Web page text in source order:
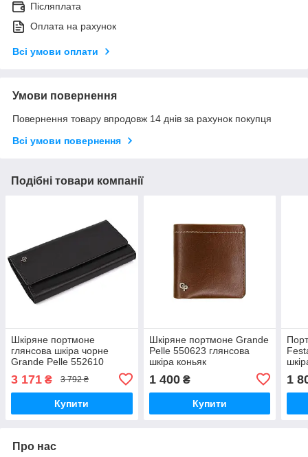
Післяплата
Оплата на рахунок
Всі умови оплати
Умови повернення
Повернення товару впродовж 14 днів за рахунок покупця
Всі умови повернення
Подібні товари компанії
Шкіряне портмоне
глянсова шкіра чорне
Grande Pelle 552610
3 171 ₴ 3 792 ₴
Купити
Шкіряне портмоне Grande
Pelle 550623 глянсова
шкіра коньяк
1 400₴
Купити
1
Про нас